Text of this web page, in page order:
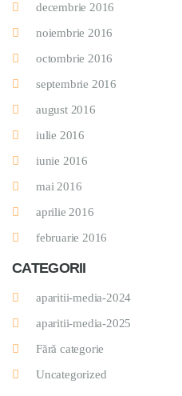
decembrie 2016
noiembrie 2016
octombrie 2016
septembrie 2016
august 2016
iulie 2016
iunie 2016
mai 2016
aprilie 2016
februarie 2016
CATEGORII
aparitii-media-2024
aparitii-media-2025
Fără categorie
Uncategorized